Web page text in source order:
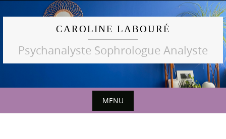
to
CAROLINE LABOURÉ
Psychanalyste Sophrologue Analyste
MENU